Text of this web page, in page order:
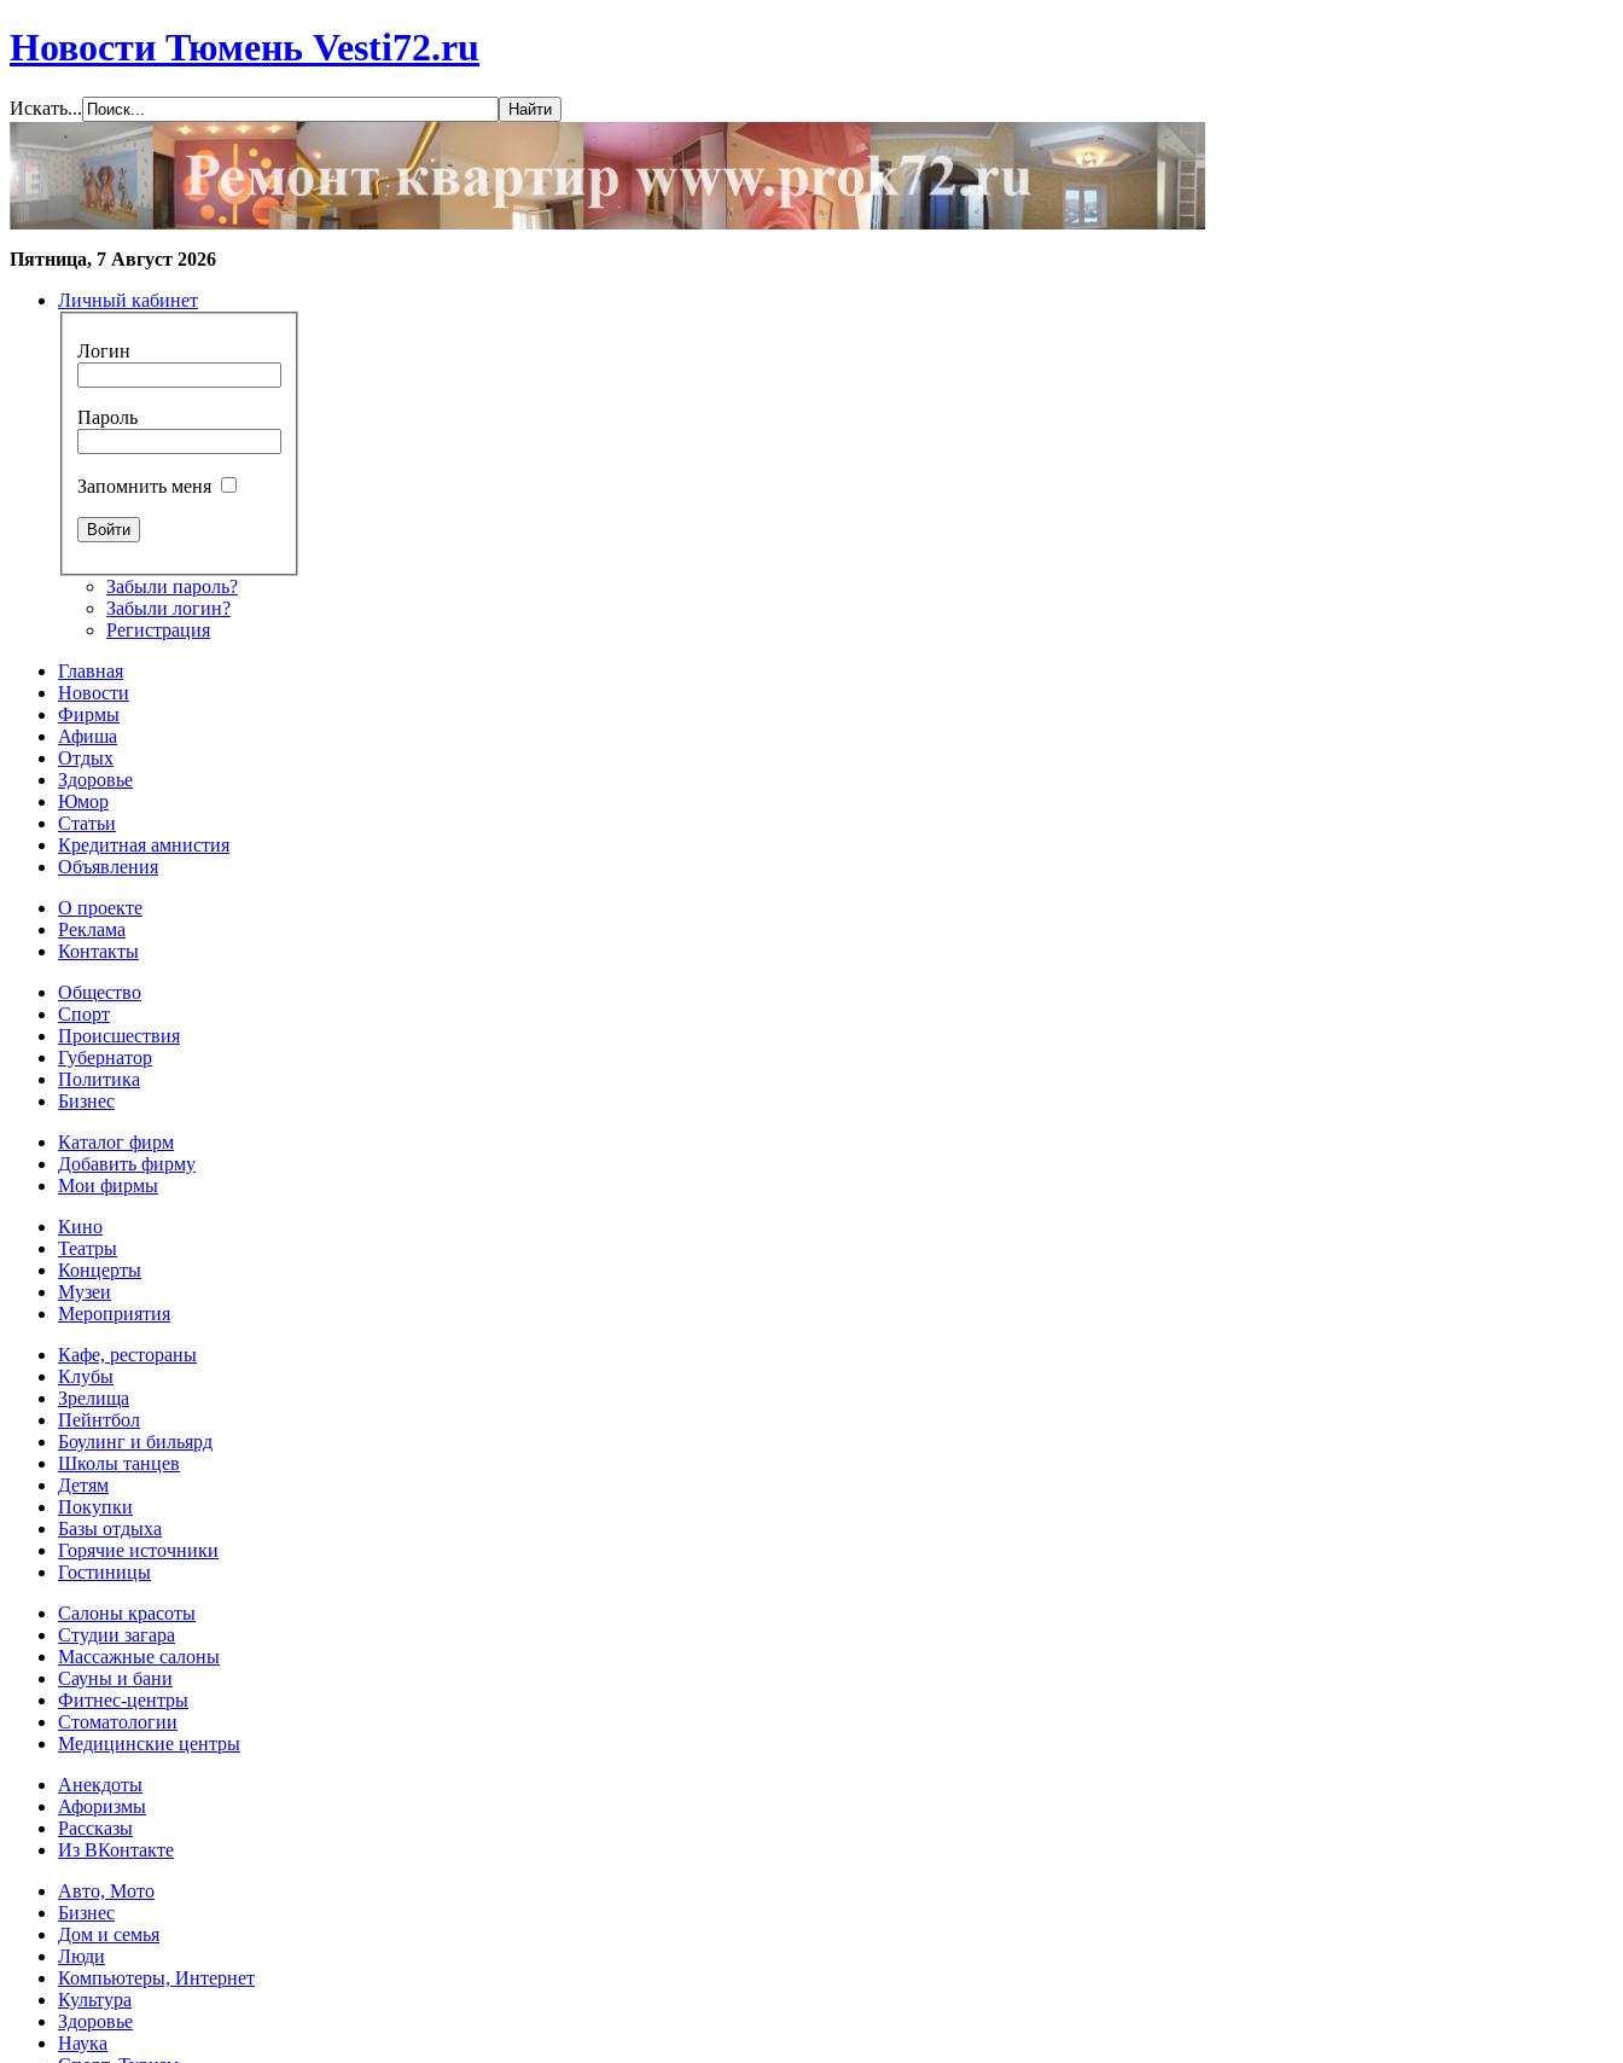
Новости Тюмень Vesti72.ru
Искать...
Пятница, 7 Август 2026
Личный кабинет
Логин
Пароль
Запомнить меня
Забыли пароль?
Забыли логин?
Регистрация
Главная
Новости
Фирмы
Афиша
Отдых
Здоровье
Юмор
Статьи
Кредитная амнистия
Объявления
О проекте
Реклама
Контакты
Общество
Спорт
Происшествия
Губернатор
Политика
Бизнес
Каталог фирм
Добавить фирму
Мои фирмы
Кино
Театры
Концерты
Музеи
Мероприятия
Кафе, рестораны
Клубы
Зрелища
Пейнтбол
Боулинг и бильярд
Школы танцев
Детям
Покупки
Базы отдыха
Горячие источники
Гостиницы
Салоны красоты
Студии загара
Массажные салоны
Сауны и бани
Фитнес-центры
Стоматологии
Медицинские центры
Анекдоты
Афоризмы
Рассказы
Из ВКонтакте
Авто, Мото
Бизнес
Дом и семья
Люди
Компьютеры, Интернет
Культура
Здоровье
Наука